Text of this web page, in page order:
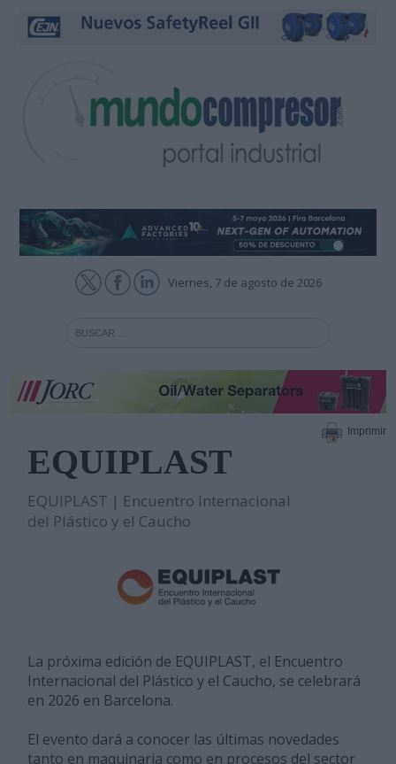
Viernes, 7 de agosto de 2026
Imprimir
EQUIPLAST
EQUIPLAST | Encuentro Internacional
del Plástico y el Caucho
La próxima edición de EQUIPLAST, el Encuentro
Internacional del Plástico y el Caucho, se celebrará
en 2026 en Barcelona.
El evento dará a conocer las últimas novedades
tanto en maquinaria como en procesos del sector